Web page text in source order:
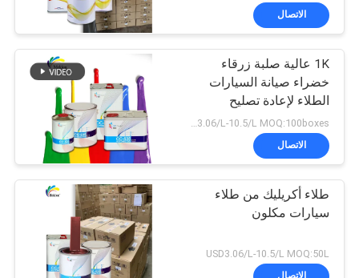
الاتصال
1K عالية صلبة زرقاء
خضراء صيانة السيارات
الطلاء لإعادة تصليح
السيارة
الاتصال
طلاء أكريليك من طلاء
سيارات مكلون
USD3.06/L-10.5/L MOQ:50L
الاتصال